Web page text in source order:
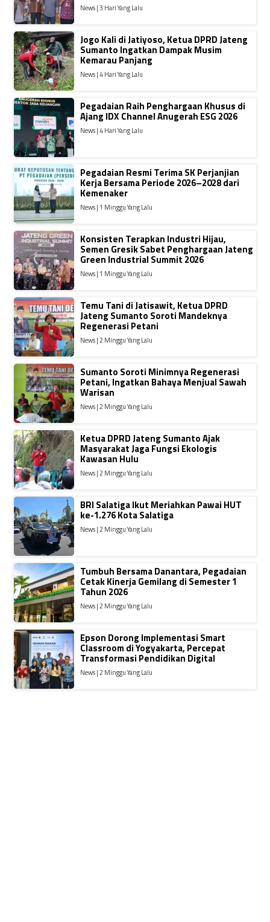
News | 3 Hari Yang Lalu
Jogo Kali di Jatiyoso, Ketua DPRD Jateng
Sumanto Ingatkan Dampak Musim
Kemarau Panjang
News | 4 Hari Yang Lalu
Pegadaian Raih Penghargaan Khusus di
Ajang IDX Channel Anugerah ESG 2026
News | 4 Hari Yang Lalu
Pegadaian Resmi Terima SK Perjanjian
Kerja Bersama Periode 2026–2028 dari
Kemenaker
News | 1 Minggu Yang Lalu
Konsisten Terapkan Industri Hijau,
Semen Gresik Sabet Penghargaan Jateng
Green Industrial Summit 2026
News | 1 Minggu Yang Lalu
Temu Tani di Jatisawit, Ketua DPRD
Jateng Sumanto Soroti Mandeknya
Regenerasi Petani
News | 2 Minggu Yang Lalu
Sumanto Soroti Minimnya Regenerasi
Petani, Ingatkan Bahaya Menjual Sawah
Warisan
News | 2 Minggu Yang Lalu
Ketua DPRD Jateng Sumanto Ajak
Masyarakat Jaga Fungsi Ekologis
Kawasan Hulu
News | 2 Minggu Yang Lalu
BRI Salatiga Ikut Meriahkan Pawai HUT
ke-1.276 Kota Salatiga
News | 2 Minggu Yang Lalu
Tumbuh Bersama Danantara, Pegadaian
Cetak Kinerja Gemilang di Semester 1
Tahun 2026
News | 2 Minggu Yang Lalu
Epson Dorong Implementasi Smart
Classroom di Yogyakarta, Percepat
Transformasi Pendidikan Digital
News | 2 Minggu Yang Lalu